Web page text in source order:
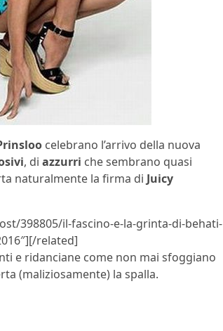
celebrano l’arrivo della nuova
, di azzurri che sembrano quasi
naturalmente la firma di Juicy
398805/il-fascino-e-la-grinta-di-behati-
related]
e ridanciane come non mai sfoggiano
(maliziosamente) la spalla.